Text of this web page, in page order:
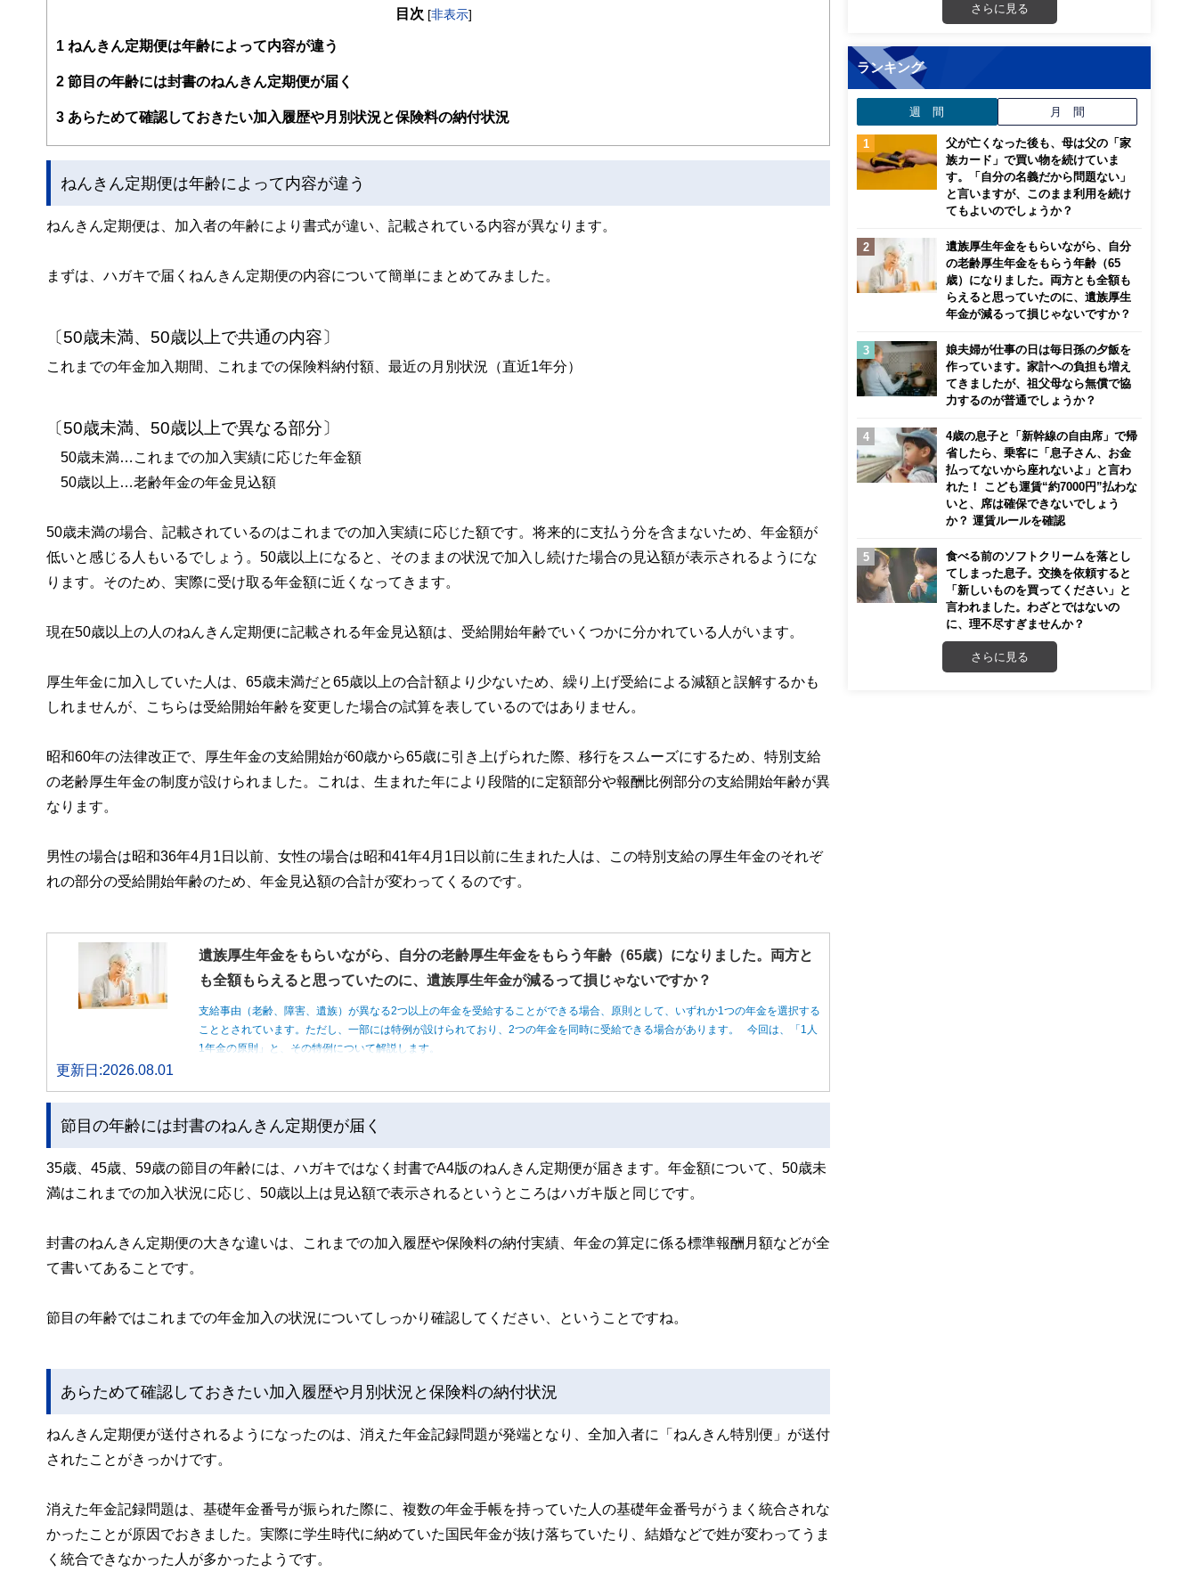
世代に伝えるための金銭教育活動とともに、セミナー講師・WEB記事を中心とした執筆・個別相談などを行う。
目次 [非表示]
1 ねんきん定期便は年齢によって内容が違う
2 節目の年齢には封書のねんきん定期便が届く
3 あらためて確認しておきたい加入履歴や月別状況と保険料の納付状況
ねんきん定期便は年齢によって内容が違う
ねんきん定期便は、加入者の年齢により書式が違い、記載されている内容が異なります。
まずは、ハガキで届くねんきん定期便の内容について簡単にまとめてみました。
〔50歳未満、50歳以上で共通の内容〕
これまでの年金加入期間、これまでの保険料納付額、最近の月別状況（直近1年分）
〔50歳未満、50歳以上で異なる部分〕
50歳未満…これまでの加入実績に応じた年金額
50歳以上…老齢年金の年金見込額
50歳未満の場合、記載されているのはこれまでの加入実績に応じた額です。将来的に支払う分を含まないため、年金額が
低いと感じる人もいるでしょう。50歳以上になると、そのままの状況で加入し続けた場合の見込額が表示されるようにな
ります。そのため、実際に受け取る年金額に近くなってきます。
現在50歳以上の人のねんきん定期便に記載される年金見込額は、受給開始年齢でいくつかに分かれている人がいます。
厚生年金に加入していた人は、65歳未満だと65歳以上の合計額より少ないため、繰り上げ受給による減額と誤解するかも
しれませんが、こちらは受給開始年齢を変更した場合の試算を表しているのではありません。
昭和60年の法律改正で、厚生年金の支給開始が60歳から65歳に引き上げられた際、移行をスムーズにするため、特別支給
の老齢厚生年金の制度が設けられました。これは、生まれた年により段階的に定額部分や報酬比例部分の支給開始年齢が異
なります。
男性の場合は昭和36年4月1日以前、女性の場合は昭和41年4月1日以前に生まれた人は、この特別支給の厚生年金のそれぞ
れの部分の受給開始年齢のため、年金見込額の合計が変わってくるのです。
遺族厚生年金をもらいながら、自分の老齢厚生年金をもらう年齢（65歳）になりました。両方と
も全額もらえると思っていたのに、遺族厚生年金が減るって損じゃないですか？
支給事由（老齢、障害、遺族）が異なる2つ以上の年金を受給することができる場合、原則として、いずれか1つの年金を選択する
こととされています。ただし、一部には特例が設けられており、2つの年金を同時に受給できる場合があります。 今回は、「1人
1年金の原則」と、その特例について解説します。
更新日:2026.08.01
節目の年齢には封書のねんきん定期便が届く
35歳、45歳、59歳の節目の年齢には、ハガキではなく封書でA4版のねんきん定期便が届きます。年金額について、50歳未
満はこれまでの加入状況に応じ、50歳以上は見込額で表示されるというところはハガキ版と同じです。
封書のねんきん定期便の大きな違いは、これまでの加入履歴や保険料の納付実績、年金の算定に係る標準報酬月額などが全
て書いてあることです。
節目の年齢ではこれまでの年金加入の状況についてしっかり確認してください、ということですね。
あらためて確認しておきたい加入履歴や月別状況と保険料の納付状況
ねんきん定期便が送付されるようになったのは、消えた年金記録問題が発端となり、全加入者に「ねんきん特別便」が送付
されたことがきっかけです。
消えた年金記録問題は、基礎年金番号が振られた際に、複数の年金手帳を持っていた人の基礎年金番号がうまく統合されな
かったことが原因でおきました。実際に学生時代に納めていた国民年金が抜け落ちていたり、結婚などで姓が変わってうま
く統合できなかった人が多かったようです。
さらに見る
ランキング
週 間 月 間
父が亡くなった後も、母は父の「家
族カード」で買い物を続けていま
す。「自分の名義だから問題ない」
と言いますが、このまま利用を続け
てもよいのでしょうか？
遺族厚生年金をもらいながら、自分
の老齢厚生年金をもらう年齢（65
歳）になりました。両方とも全額も
らえると思っていたのに、遺族厚生
年金が減るって損じゃないですか？
娘夫婦が仕事の日は毎日孫の夕飯を
作っています。家計への負担も増え
てきましたが、祖父母なら無償で協
力するのが普通でしょうか？
4歳の息子と「新幹線の自由席」で帰
省したら、乗客に「息子さん、お金
払ってないから座れないよ」と言わ
れた！ こども運賃“約7000円”払わな
いと、席は確保できないでしょう
か？ 運賃ルールを確認
食べる前のソフトクリームを落とし
てしまった息子。交換を依頼すると
「新しいものを買ってください」と
言われました。わざとではないの
に、理不尽すぎませんか？
さらに見る